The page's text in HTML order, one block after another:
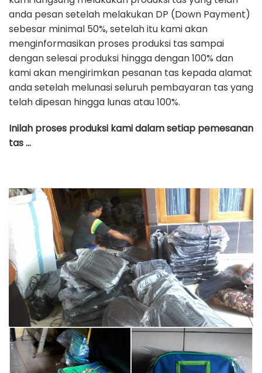
anda pesan setelah melakukan DP (Down Payment)
sebesar minimal 50%, setelah itu kami akan
menginformasikan proses produksi tas sampai
dengan selesai produksi hingga dengan 100% dan
kami akan mengirimkan pesanan tas kepada alamat
anda setelah melunasi seluruh pembayaran tas yang
telah dipesan hingga lunas atau 100%.
Inilah proses produksi kami dalam setiap pemesanan
tas …